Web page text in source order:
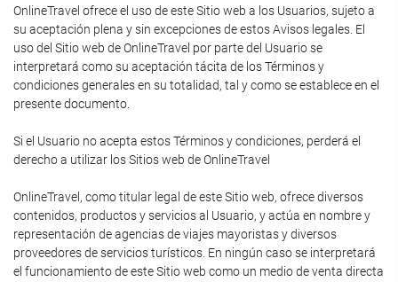
OnlineTravel ofrece el uso de este Sitio web a los Usuarios, sujeto a
su aceptación plena y sin excepciones de estos Avisos legales. El
uso del Sitio web de OnlineTravel por parte del Usuario se
interpretará como su aceptación tácita de los Términos y
condiciones generales en su totalidad, tal y como se establece en el
presente documento.
Si el Usuario no acepta estos Términos y condiciones, perderá el
derecho a utilizar los Sitios web de OnlineTravel
OnlineTravel, como titular legal de este Sitio web, ofrece diversos
contenidos, productos y servicios al Usuario, y actúa en nombre y
representación de agencias de viajes mayoristas y diversos
proveedores de servicios turísticos. En ningún caso se interpretará
el funcionamiento de este Sitio web como un medio de venta directa